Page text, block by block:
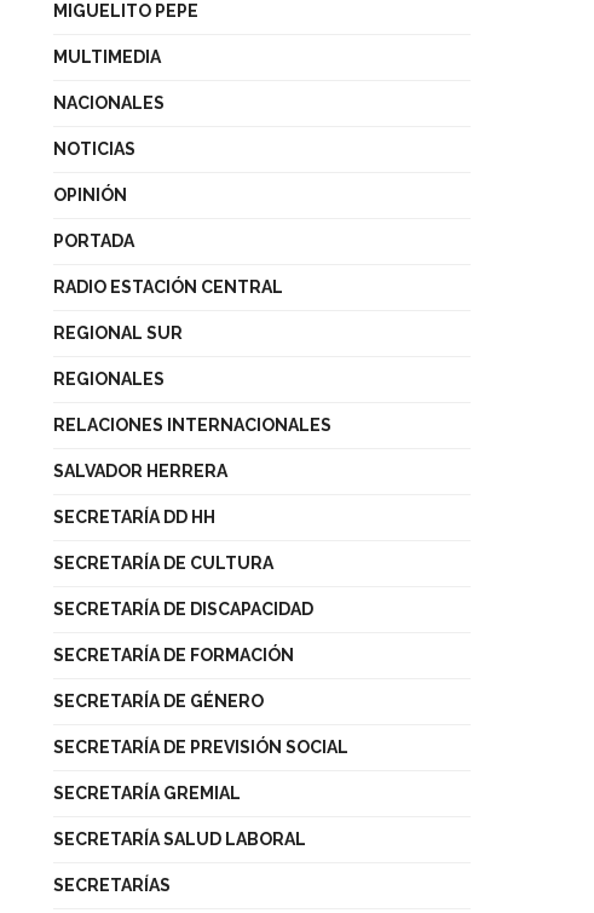
MIGUELITO PEPE
MULTIMEDIA
NACIONALES
NOTICIAS
OPINIÓN
PORTADA
RADIO ESTACIÓN CENTRAL
REGIONAL SUR
REGIONALES
RELACIONES INTERNACIONALES
SALVADOR HERRERA
SECRETARÍA DD HH
SECRETARÍA DE CULTURA
SECRETARÍA DE DISCAPACIDAD
SECRETARÍA DE FORMACIÓN
SECRETARÍA DE GÉNERO
SECRETARÍA DE PREVISIÓN SOCIAL
SECRETARÍA GREMIAL
SECRETARÍA SALUD LABORAL
SECRETARÍAS